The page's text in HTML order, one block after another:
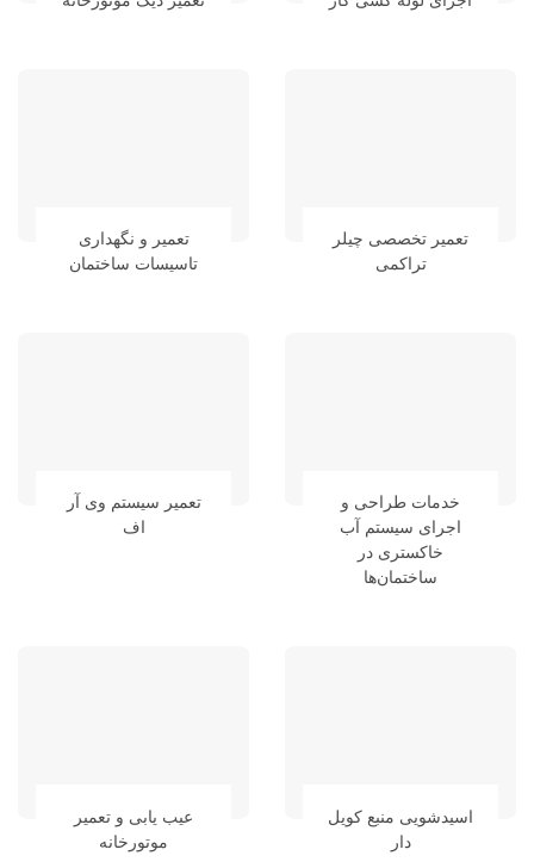
تعمیر تخصصی چیلر
تراکمی
تعمیر و نگهداری
تاسیسات ساختمان
خدمات طراحی و
اجرای سیستم آب
خاکستری در
ساختمان‌ها
تعمیر سیستم وی آر
اف
اسیدشویی منبع کویل
دار
عیب یابی و تعمیر
موتورخانه